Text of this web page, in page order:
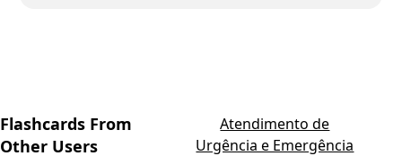
Flashcards From
Other Users
Atendimento de
Urgência e Emergência